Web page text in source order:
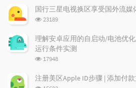
u
l
r
a
r
i
c
e
s
c
o
e
国行三星电视换区享受国外流媒
浏
次
数:
23189
理解安卓应用的自启动/电池优
运行条件实测
浏
次
数:
17948
注册美区Apple ID步骤 | 添加付